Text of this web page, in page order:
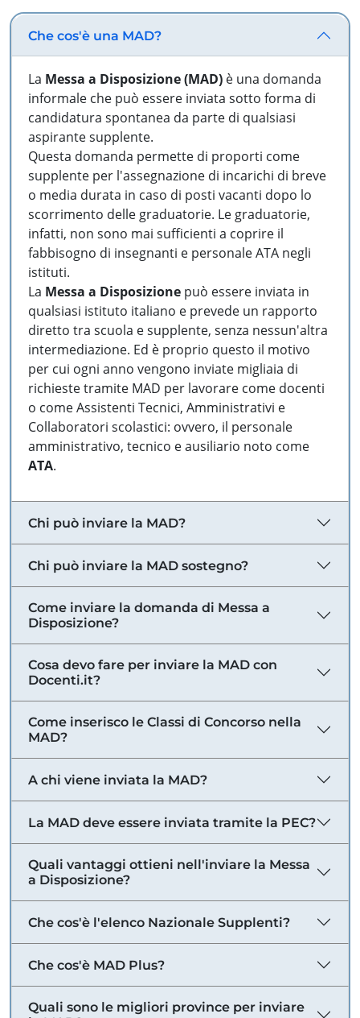
Che cos'è una MAD?
La Messa a Disposizione (MAD) è una domanda
informale che può essere inviata sotto forma di
candidatura spontanea da parte di qualsiasi
aspirante supplente.
Questa domanda permette di proporti come
supplente per l'assegnazione di incarichi di breve
o media durata in caso di posti vacanti dopo lo
scorrimento delle graduatorie. Le graduatorie,
infatti, non sono mai sufficienti a coprire il
fabbisogno di insegnanti e personale ATA negli
istituti.
La Messa a Disposizione può essere inviata in
qualsiasi istituto italiano e prevede un rapporto
diretto tra scuola e supplente, senza nessun'altra
intermediazione. Ed è proprio questo il motivo
per cui ogni anno vengono inviate migliaia di
richieste tramite MAD per lavorare come docenti
o come Assistenti Tecnici, Amministrativi e
Collaboratori scolastici: ovvero, il personale
amministrativo, tecnico e ausiliario noto come
ATA.
Chi può inviare la MAD?
Chi può inviare la MAD sostegno?
Come inviare la domanda di Messa a
Disposizione?
Cosa devo fare per inviare la MAD con
Docenti.it?
Come inserisco le Classi di Concorso nella
MAD?
A chi viene inviata la MAD?
La MAD deve essere inviata tramite la PEC?
Quali vantaggi ottieni nell'inviare la Messa
a Disposizione?
Che cos'è l'elenco Nazionale Supplenti?
Che cos'è MAD Plus?
Quali sono le migliori province per inviare